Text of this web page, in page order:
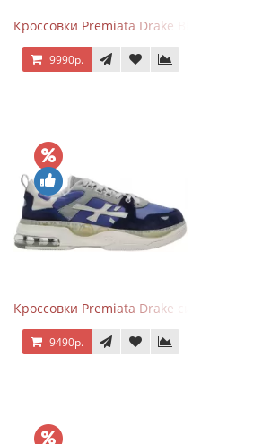
Кроссовки Premiata Drake Black Gray
9990р.
Кроссовки Premiata Drake синие с серым
9490р.